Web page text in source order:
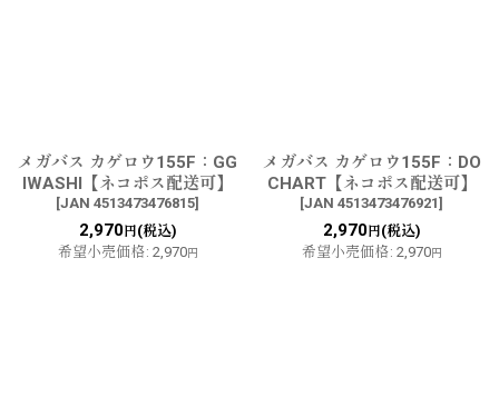
メガバス カゲロウ155F：GG
IWASHI【ネコポス配送可】
[JAN 4513473476815]
2,970円(税込)
希望小売価格: 2,970円
メガバス カゲロウ155F：DO
CHART【ネコポス配送可】
[JAN 4513473476921]
2,970円(税込)
希望小売価格: 2,970円